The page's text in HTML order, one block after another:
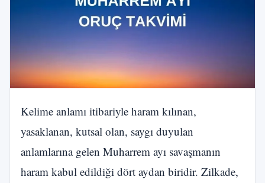
Kelime anlamı itibariyle haram kılınan,
yasaklanan, kutsal olan, saygı duyulan
anlamlarına gelen Muharrem ayı savaşmanın
haram kabul edildiği dört aydan biridir. Zilkade,